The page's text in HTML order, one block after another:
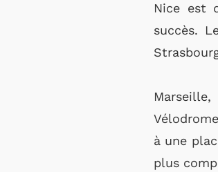
Nice est
succès.
à une
plus